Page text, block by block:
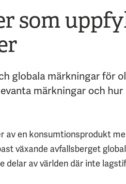
som
globala märkningar för
märkningar och
av en konsumtionsprodukt
växande avfallsberget
delar av världen där inte